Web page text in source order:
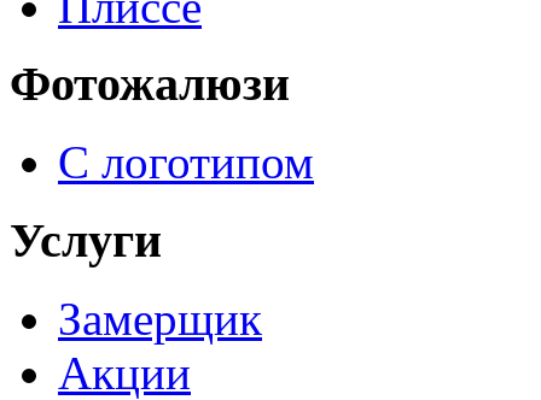
Фотожалюзи
С логотипом
Услуги
Замерщик
Акции